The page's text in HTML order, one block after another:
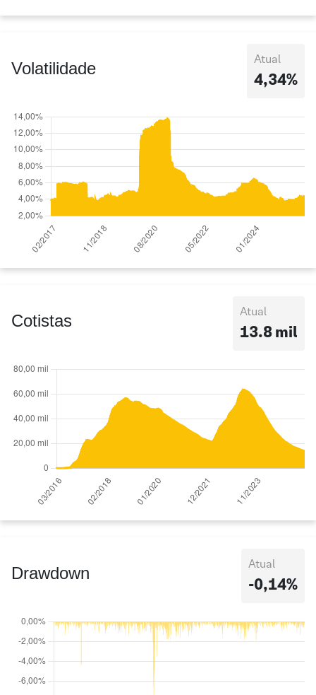
Volatilidade Atual
4,34%
Cotistas Atual
13.8 mil
Drawdown Atual
-0,14%